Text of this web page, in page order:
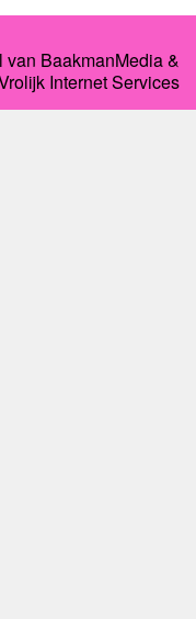
van BaakmanMedia&
Internet Services